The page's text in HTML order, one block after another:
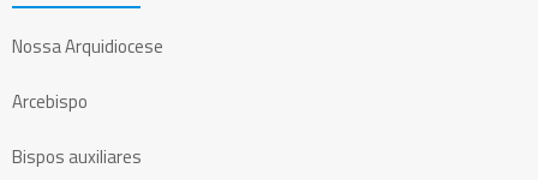
Nossa Arquidiocese
Arcebispo
Bispos auxiliares